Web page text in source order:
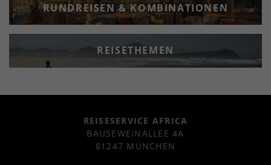
RUNDREISEN & KOMBINATIONEN
REISETHEMEN
REISESERVICE AFRICA
BAUSEWEINALLEE 4A
81247 MÜNCHEN